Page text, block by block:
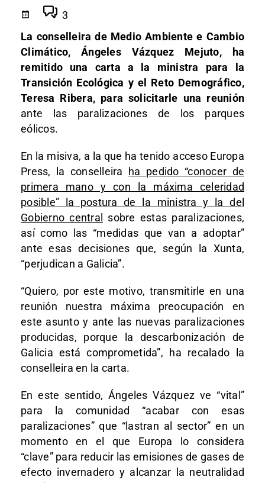
3
La conselleira de Medio Ambiente e Cambio
Climático, Ángeles Vázquez Mejuto, ha
remitido una carta a la ministra para la
Transición Ecológica y el Reto Demográfico,
Teresa Ribera, para solicitarle una reunión
ante las paralizaciones de los parques
eólicos.
En la misiva, a la que ha tenido acceso Europa
Press, la conselleira ha pedido “conocer de
primera mano y con la máxima celeridad
posible” la postura de la ministra y la del
Gobierno central
sobre estas paralizaciones,
así como las “medidas que van a adoptar”
ante esas decisiones que, según la Xunta,
“perjudican a Galicia”.
“Quiero, por este motivo, transmitirle en una
reunión nuestra máxima preocupación en
este asunto y ante las nuevas paralizaciones
producidas, porque la descarbonización de
Galicia está comprometida”, ha recalado la
conselleira en la carta.
En este sentido, Ángeles Vázquez ve “vital”
para la comunidad “acabar con esas
paralizaciones” que “lastran al sector” en un
momento en el que Europa lo considera
“clave” para reducir las emisiones de gases de
efecto invernadero y alcanzar la neutralidad